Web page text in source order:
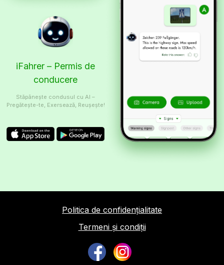
iFahrer – Permis de
conducere
Stăpânește condusul cu AI –
Pregătește-te, Exersează, Reușește!
Politica de confidențialitate
Termeni și condiții